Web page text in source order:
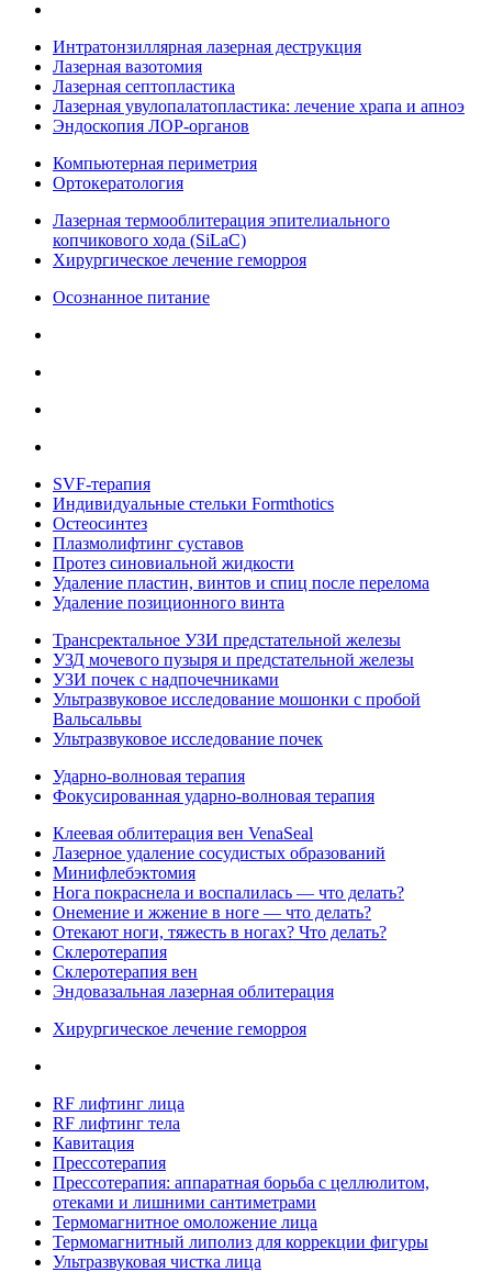
Интратонзиллярная лазерная деструкция
Лазерная вазотомия
Лазерная септопластика
Лазерная увулопалатопластика: лечение храпа и апноэ
Эндоскопия ЛОР-органов
Компьютерная периметрия
Ортокератология
Лазерная термооблитерация эпителиального
копчикового хода (SiLaC)
Хирургическое лечение геморроя
Осознанное питание
SVF-терапия
Индивидуальные стельки Formthotics
Остеосинтез
Плазмолифтинг суставов
Протез синовиальной жидкости
Удаление пластин, винтов и спиц после перелома
Удаление позиционного винта
Трансректальное УЗИ предстательной железы
УЗД мочевого пузыря и предстательной железы
УЗИ почек с надпочечниками
Ультразвуковое исследование мошонки с пробой
Вальсальвы
Ультразвуковое исследование почек
Ударно-волновая терапия
Фокусированная ударно-волновая терапия
Клеевая облитерация вен VenaSeal
Лазерное удаление сосудистых образований
Минифлебэктомия
Нога покраснела и воспалилась — что делать?
Онемение и жжение в ноге — что делать?
Отекают ноги, тяжесть в ногах? Что делать?
Склеротерапия
Склеротерапия вен
Эндовазальная лазерная облитерация
Хирургическое лечение геморроя
RF лифтинг лица
RF лифтинг тела
Кавитация
Прессотерапия
Прессотерапия: аппаратная борьба с целлюлитом,
отеками и лишними сантиметрами
Термомагнитное омоложение лица
Термомагнитный липолиз для коррекции фигуры
Ультразвуковая чистка лица